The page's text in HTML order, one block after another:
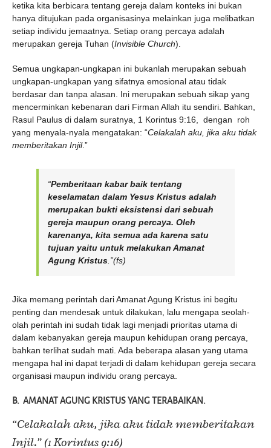
ketika kita berbicara tentang gereja dalam konteks ini bukan
hanya ditujukan pada organisasinya melainkan juga melibatkan
setiap individu jemaatnya. Setiap orang percaya adalah
merupakan gereja Tuhan (Invisible Church).
Semua ungkapan-ungkapan ini bukanlah merupakan sebuah
ungkapan-ungkapan yang sifatnya emosional atau tidak
berdasar dan tanpa alasan. Ini merupakan sebuah sikap yang
mencerminkan kebenaran dari Firman Allah itu sendiri. Bahkan,
Rasul Paulus di dalam suratnya, 1 Korintus 9:16, dengan roh
yang menyala-nyala mengatakan: “Celakalah aku, jika aku tidak
memberitakan Injil.”
“Pemberitaan kabar baik tentang
keselamatan dalam Yesus Kristus adalah
merupakan bukti eksistensi dari sebuah
gereja maupun orang percaya. Oleh
karenanya, kita semua ada karena satu
tujuan yaitu untuk melakukan Amanat
Agung Kristus.”(fs)
Jika memang perintah dari Amanat Agung Kristus ini begitu
penting dan mendesak untuk dilakukan, lalu mengapa seolah-
olah perintah ini sudah tidak lagi menjadi prioritas utama di
dalam kebanyakan gereja maupun kehidupan orang percaya,
bahkan terlihat sudah mati. Ada beberapa alasan yang utama
mengapa hal ini dapat terjadi di dalam kehidupan gereja secara
organisasi maupun individu orang percaya.
B. AMANAT AGUNG KRISTUS YANG TERABAIKAN.
“Celakalah aku, jika aku tidak memberitakan
Injil.” (1 Korintus 9:16)